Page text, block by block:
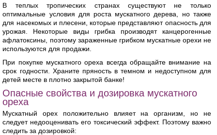
В теплых тропических странах существуют не только
оптимальные условия для роста мускатного дерева, но также
для насекомых и плесени, которые представляют опасность для
урожая. Некоторые виды грибка производят канцерогенные
афлатоксины, поэтому зараженные грибком мускатные орехи не
используются для продажи.
При покупке мускатного ореха всегда обращайте внимание на
срок годности. Храните пряность в темном и недоступном для
детей месте в плотно закрытой банке!
Опасные свойства и дозировка мускатного
ореха
Мускатный орех положительно влияет на организм, но не
следует недооценивать его токсический эффект. Поэтому важно
следить за дозировкой: